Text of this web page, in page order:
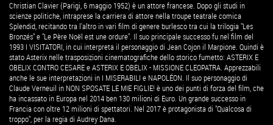
Christian Clavier (Parigi, 6 maggio 1952) è un attore francese. Dopo gli studi in
scienze politiche, intraprese la carriera di attore nella troupe teatrale comica
Splendid, recitando tra l'altro in vari film di genere burlesco tra cui la trilogia "Les
Bronzés" e "Le Père Noël est une ordure". Il suo principale successo fu nel film del
1993 I VISITATORI, in cui interpreta il personaggio di Jean Cojon il Marpione. Quindi è
stato Asterix nelle trasposizioni cinematografiche dello storico fumetto: ASTERIX E
OBELIX CONTRO CESARE e ASTERIX E OBELIX - MISSIONE CLEOPATRA. Apprezzabili
anche le sue interpretazioni in I MISERABILI e NAPOLÉON. Il suo personaggio di
Claude Verneuil in NON SPOSATE LE MIE FIGLIE! è uno dei punti di forza del film, che
ha incassato in Europa nel 2014 ben 130 milioni di Euro. Un grande successo in
Francia con oltre 12 milioni di spettatori. Nel 2017 è protagonista di "Qualcosa di
troppo", per la regia di Audrey Dana.